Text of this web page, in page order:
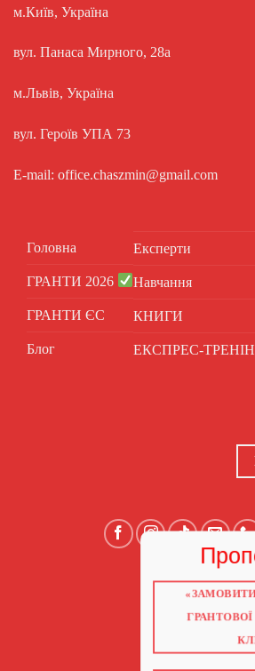
м.Київ, Україна
вул. Панаса Мирного, 28а
м.Львів, Україна
вул. Героїв УПА 73
E-mail: office.chaszmin@gmail.com
Головна
ГРАНТИ 2026
ГРАНТИ ЄС
Блог
Експерти
Навчання
КНИГИ
ЕКСПРЕС-
ГОЛОВНА
ГРАНТИ 2026